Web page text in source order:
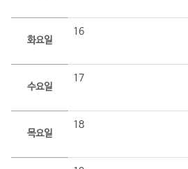
화요일
16
수요일
17
목요일
18